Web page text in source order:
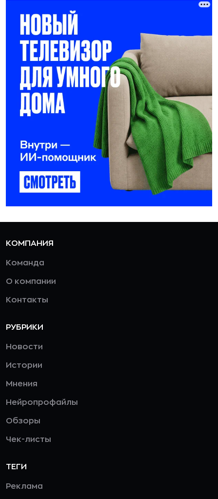
КОМПАНИЯ
Команда
О компании
Контакты
РУБРИКИ
Новости
Истории
Мнения
Нейропрофайлы
Обзоры
Чек-листы
ТЕГИ
Реклама